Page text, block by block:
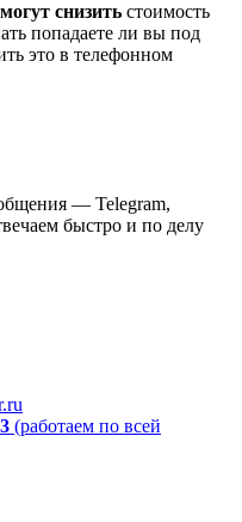
снизить стоимость
попадаете ли вы под
это в телефонном
— Telegram,
быстро и по делу
(работаем по всей